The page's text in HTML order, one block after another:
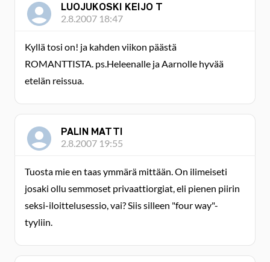
LUOJUKOSKI KEIJO T
2.8.2007 18:47
Kyllä tosi on! ja kahden viikon päästä
ROMANTTISTA. ps.Heleenalle ja Aarnolle hyvää
etelän reissua.
PALIN MATTI
2.8.2007 19:55
Tuosta mie en taas ymmärä mittään. On ilimeiseti
josaki ollu semmoset privaattiorgiat, eli pienen piirin
seksi-iloittelusessio, vai? Siis silleen "four way"-
tyyliin.